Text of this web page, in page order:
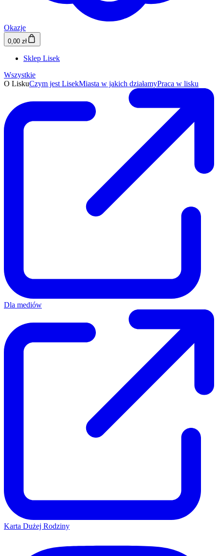
Okazje
0,00 zł
Sklep Lisek
Wszystkie
O LiskuCzym jest LisekMiasta w jakich działamyPraca w lisku
Dla mediów
Karta Dużej Rodziny